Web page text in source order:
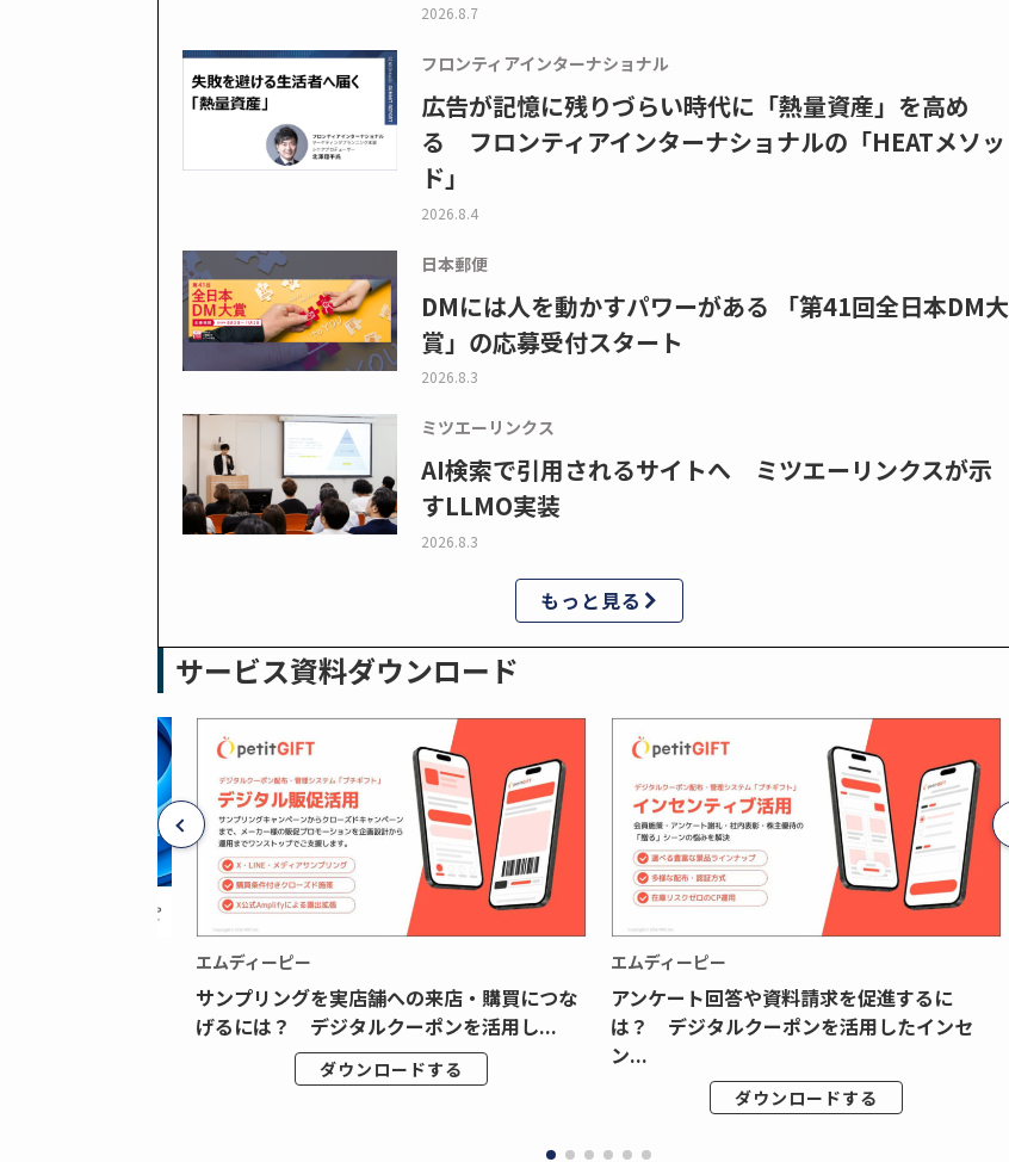
2026.8.7
フロンティアインターナショナル
広告が記憶に残りづらい時代に「熱量資産」を高め
る フロンティアインターナショナルの「HEATメソッ
ド」
2026.8.4
日本郵便
DMには人を動かすパワーがある 「第41回全日本DM大
賞」の応募受付スタート
2026.8.3
ミツエーリンクス
AI検索で引用されるサイトへ ミツエーリンクスが示
すLLMO実装
2026.8.3
もっと見る
サービス資料ダウンロード
エムディーピー
サンプリングを実店舗への来店・購買につな
げるには？ デジタルクーポンを活用し...
ダウンロードする
エムディーピー
アンケート回答や資料請求を促進するに
は？ デジタルクーポンを活用したインセ
ン...
ダウンロードする